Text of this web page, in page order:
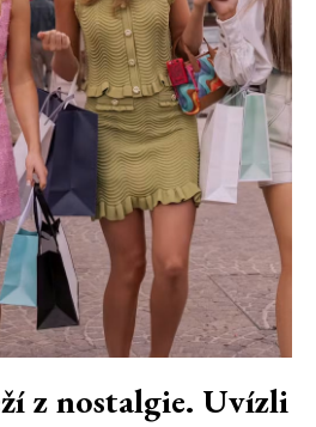
z nostalgie. Uvízli